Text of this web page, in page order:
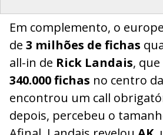
Em complemento, o
de 3 milhões de fichas
all-in de Rick Landais,
340.000 fichas no centro
encontrou um call
depois, percebeu o